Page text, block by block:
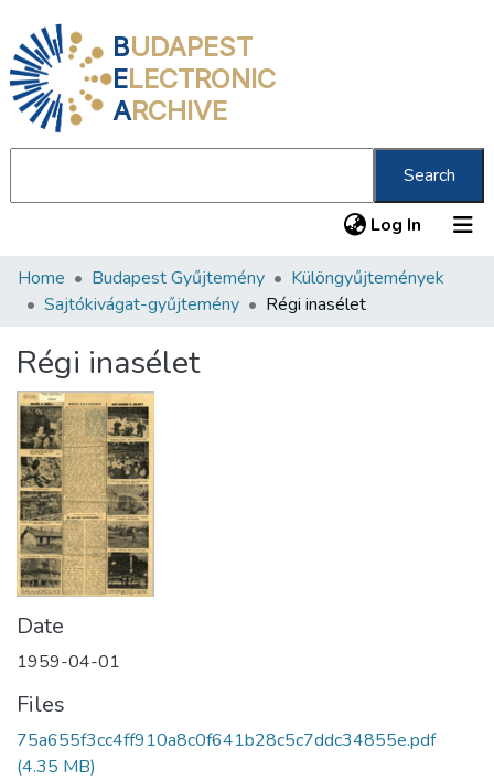
BUDAPEST
ELECTRONIC
ARCHIVE
Search
Log In (current)
Communities & Collections
Statistics
About us
Home Budapest Gyűjtemény
Különgyűjtemények
Sajtókivágat-gyűjtemény
Régi inasélet
Régi inasélet
Date
1959-04-01
Files
75a655f3cc4ff910a8c0f641b28c5c7ddc34855e.pdf
(4.35 MB)